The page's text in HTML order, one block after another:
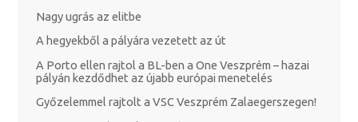
Nagy ugrás az elitbe
A hegyekből a pályára vezetett az út
A Porto ellen rajtol a BL-ben a One Veszprém – hazai
pályán kezdődhet az újabb európai menetelés
Győzelemmel rajtolt a VSC Veszprém Zalaegerszegen!